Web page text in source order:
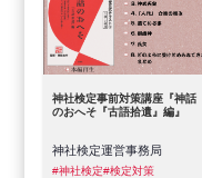
神社検定事前対策講座『神話
のおへそ『古語拾遺』編』
神社検定運営事務局
#神社検定#検定対策